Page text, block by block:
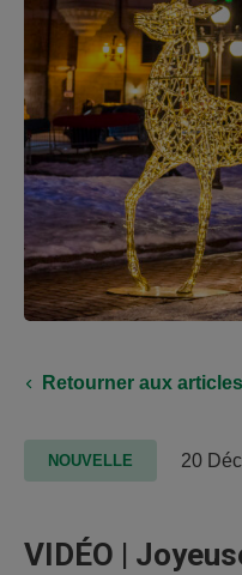
Retourner aux articles
NOUVELLE 20
VIDÉO |